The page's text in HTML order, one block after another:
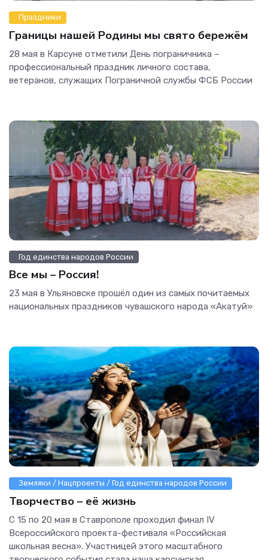
Праздники
Границы нашей Родины мы свято бережём
28 мая в Карсуне отметили День пограничника –
профессиональный праздник личного состава,
ветеранов, служащих Пограничной службы ФСБ России
Год единства народов России
Все мы – Россия!
23 мая в Ульяновске прошёл один из самых почитаемых
национальных праздников чувашского народа «Акатуй»
Земляки / Нацпроекты / Год единства народов России
Творчество – её жизнь
С 15 по 20 мая в Ставрополе проходил финал IV
Всероссийского проекта-фестиваля «Российская
школьная весна». Участницей этого масштабного